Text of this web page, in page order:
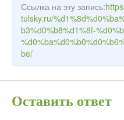
Ссылка на эту запись:
tulsky.ru/
b3%d0%b8%d1%8f-
be/
Оставить ответ